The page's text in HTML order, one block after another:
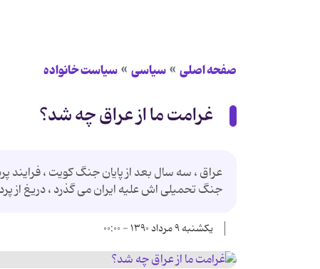
صفحه اصلی سیاسی سیاست خانواده
غرامت ما از عراق چه شد؟
جنگ تحمیلی اش علیه ایران می گذرد ، دریغ از
یکشنبه ۹ مرداد ۱۳۹۰ - ۰۰:۰۰